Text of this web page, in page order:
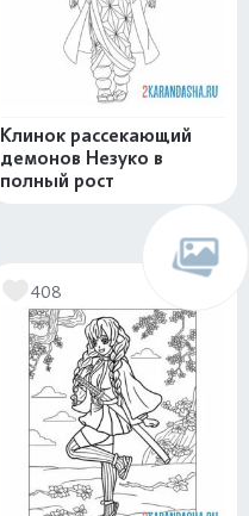
Клинок рассекающий
демонов Незуко в
полный рост
408